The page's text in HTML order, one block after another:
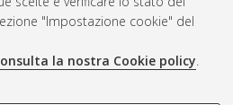
"Impostazione cookie" del
la nostra Cookie policy.